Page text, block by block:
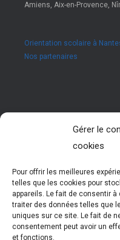
Gérer le
cookies
Pour offrir les meilleures
telles que les cookies pour
appareils. Le fait de consentir
traiter des données telles que
uniques sur ce site. Le fait de
consentement peut avoir un
et fonctions.
Amiens, Aix-en-Provence,
Orientation scolaire à
Nos partenaires
Rejoignez
Vous êtes passionné
dans leur réussite ?
Rejoignez notre réseau !
Nous vous formons pour
activité très enrichissante
Vous évoluez et
national dynamique